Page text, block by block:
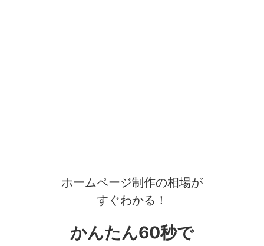
ホームページ制作の相場が
すぐわかる！
かんたん60秒で